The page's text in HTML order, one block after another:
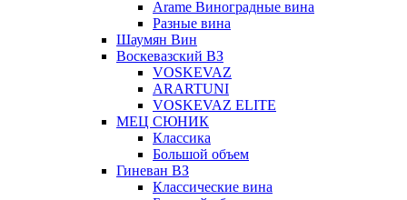
Arame Виноградные вина
Разные вина
Шаумян Вин
Воскевазский ВЗ
VOSKEVAZ
ARARTUNI
VOSKEVAZ ELITE
МЕЦ СЮНИК
Классика
Большой объем
Гиневан ВЗ
Классические вина